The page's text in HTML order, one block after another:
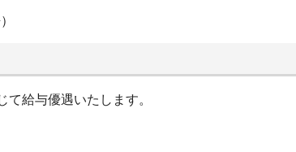
給与優遇いたします。